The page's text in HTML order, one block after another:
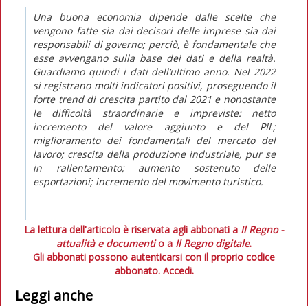
Una buona economia dipende dalle scelte che
vengono fatte sia dai decisori delle imprese sia dai
responsabili di governo; perciò, è fondamentale che
esse avvengano sulla base dei dati e della realtà.
Guardiamo quindi i dati dell’ultimo anno. Nel 2022
si registrano molti indicatori positivi, proseguendo il
forte trenddi crescita partito dal 2021 e nonostante
le difficoltà straordinarie e impreviste: netto
incremento del valore aggiunto e del PIL;
miglioramento dei fondamentali del mercato del
lavoro; crescita della produzione industriale, pur se
in rallentamento; aumento sostenuto delle
esportazioni; incremento del movimento turistico.
La lettura dell'articolo è riservata agli abbonati a Il Regno -
attualità e documentio a Il Regno digitale.
Gli abbonati possono autenticarsi con il proprio codice
abbonato. Accedi.
Leggi anche